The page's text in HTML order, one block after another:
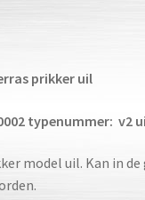
prikker uil
typenummer: v2
model uil. Kan in de